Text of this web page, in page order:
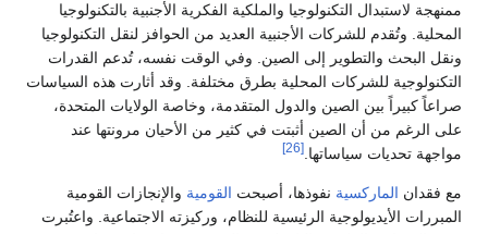
ممنهجة لاستبدال التكنولوجيا والملكية الفكرية الأجنبية بالتكنولوجيا
المحلية. وتُقدم للشركات الأجنبية العديد من الحوافز لنقل التكنولوجيا
ونقل البحث والتطوير إلى الصين. وفي الوقت نفسه، تُدعم القدرات
التكنولوجية للشركات المحلية بطرق مختلفة. وقد أثارت هذه السياسات
صراعاً كبيراً بين الصين والدول المتقدمة، وخاصة الولايات المتحدة،
على الرغم من أن الصين أثبتت في كثير من الأحيان مرونتها عند
مواجهة تحديات سياساتها.[26]
مع فقدان الماركسية نفوذها، أصبحت القومية والإنجازات القومية
المبررات الأيديولوجية الرئيسية للنظام، وركيزته الاجتماعية. واعتُبرت